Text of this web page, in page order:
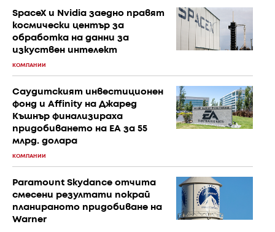
SpaceX и Nvidia заедно правят
космически център за
обработка на данни за
изкуствен интелект
КОМПАНИИ
Саудитският инвестиционен
фонд и Affinity на Джаред
Къшнър финализираха
придобиването на EA за 55
млрд. долара
КОМПАНИИ
Paramount Skydance отчита
смесени резултати покрай
планираното придобиване на
Warner